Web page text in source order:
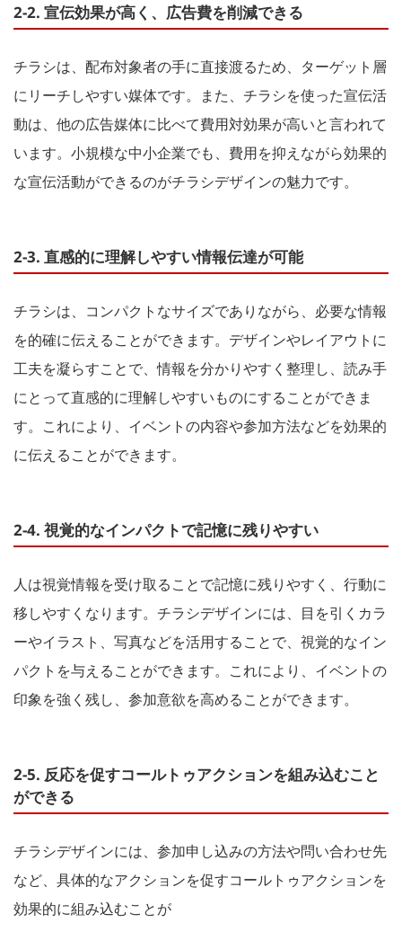
2-2. 宣伝効果が高く、広告費を削減できる
チラシは、配布対象者の手に直接渡るため、ターゲット層
にリーチしやすい媒体です。また、チラシを使った宣伝活
動は、他の広告媒体に比べて費用対効果が高いと言われて
います。小規模な中小企業でも、費用を抑えながら効果的
な宣伝活動ができるのがチラシデザインの魅力です。
2-3. 直感的に理解しやすい情報伝達が可能
チラシは、コンパクトなサイズでありながら、必要な情報
を的確に伝えることができます。デザインやレイアウトに
工夫を凝らすことで、情報を分かりやすく整理し、読み手
にとって直感的に理解しやすいものにすることができま
す。これにより、イベントの内容や参加方法などを効果的
に伝えることができます。
2-4. 視覚的なインパクトで記憶に残りやすい
人は視覚情報を受け取ることで記憶に残りやすく、行動に
移しやすくなります。チラシデザインには、目を引くカラ
ーやイラスト、写真などを活用することで、視覚的なイン
パクトを与えることができます。これにより、イベントの
印象を強く残し、参加意欲を高めることができます。
2-5. 反応を促すコールトゥアクションを組み込むこと
ができる
チラシデザインには、参加申し込みの方法や問い合わせ先
など、具体的なアクションを促すコールトゥアクションを
効果的に組み込むことが